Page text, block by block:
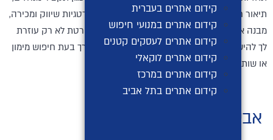
קידום אתרים בעברית
קידום אתרים במנועי חיפוש
קידום אתרים לעסקים קטנים
קידום אתרים לוקאלי
קידום אתרים במרכז
קידום אתרים בתל אביב
תיאור חברה, ניתוח שוק, פרטי מוצר/שירות, אסטרטגיות שיווק ומכירה,
מבנה ארגוני ותחזיות פיננסיות. תוכנית עסקית מפורטת לא רק עוזרת
לך להישאר מאורגן אלא גם משמשת כמשאב רב ערך בעת חיפוש מימון
או שותפויות.
אבטחת כספים: